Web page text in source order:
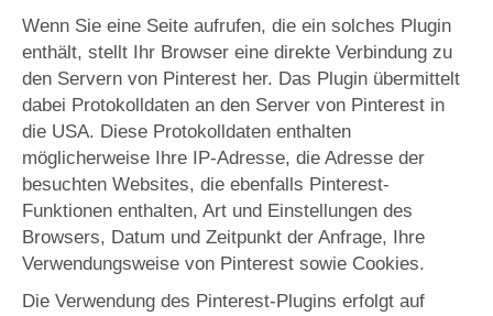
Wenn Sie eine Seite aufrufen, die ein solches Plugin
enthält, stellt Ihr Browser eine direkte Verbindung zu
den Servern von Pinterest her. Das Plugin übermittelt
dabei Protokolldaten an den Server von Pinterest in
die USA. Diese Protokolldaten enthalten
möglicherweise Ihre IP-Adresse, die Adresse der
besuchten Websites, die ebenfalls Pinterest-
Funktionen enthalten, Art und Einstellungen des
Browsers, Datum und Zeitpunkt der Anfrage, Ihre
Verwendungsweise von Pinterest sowie Cookies.
Die Verwendung des Pinterest-Plugins erfolgt auf